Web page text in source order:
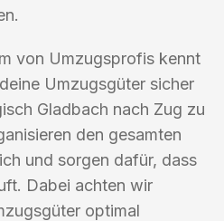
von Umzugsprofis kennt
Umzugsgüter sicher
Gladbach nach Zug zu
den gesamten
und sorgen dafür, dass
Dabei achten wir
optimal